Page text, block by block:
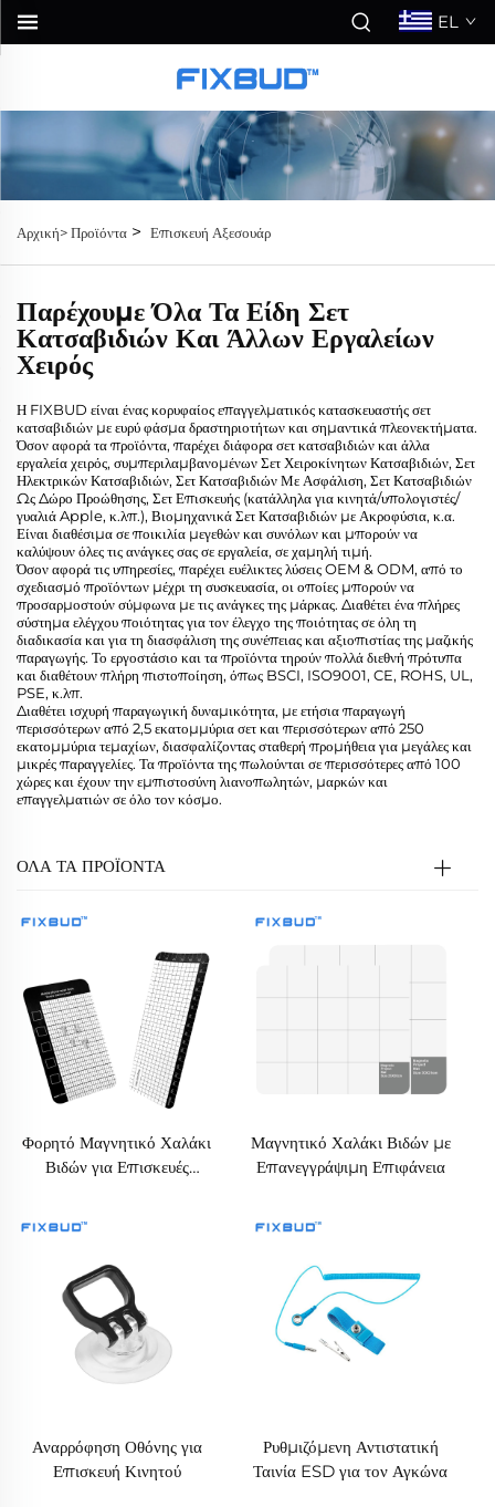
EL
Αρχική>Προϊόντα > Επισκευή Αξεσουάρ
Παρέχουμε Όλα Τα Είδη Σετ
Κατσαβιδιών Και Άλλων Εργαλείων
Χειρός
Η FIXBUD είναι ένας κορυφαίος επαγγελματικός κατασκευαστής σετ
κατσαβιδιών με ευρύ φάσμα δραστηριοτήτων και σημαντικά πλεονεκτήματα.
Όσον αφορά τα προϊόντα, παρέχει διάφορα σετ κατσαβιδιών και άλλα
εργαλεία χειρός, συμπεριλαμβανομένων Σετ Χειροκίνητων Κατσαβιδιών, Σετ
Ηλεκτρικών Κατσαβιδιών, Σετ Κατσαβιδιών Με Ασφάλιση, Σετ Κατσαβιδιών
Ως Δώρο Προώθησης, Σετ Επισκευής (κατάλληλα για κινητά/υπολογιστές/
γυαλιά Apple, κ.λπ.), Βιομηχανικά Σετ Κατσαβιδιών με Ακροφύσια, κ.α.
Είναι διαθέσιμα σε ποικιλία μεγεθών και συνόλων και μπορούν να
καλύψουν όλες τις ανάγκες σας σε εργαλεία, σε χαμηλή τιμή.
Όσον αφορά τις υπηρεσίες, παρέχει ευέλικτες λύσεις OEM & ODM, από το
σχεδιασμό προϊόντων μέχρι τη συσκευασία, οι οποίες μπορούν να
προσαρμοστούν σύμφωνα με τις ανάγκες της μάρκας. Διαθέτει ένα πλήρες
σύστημα ελέγχου ποιότητας για τον έλεγχο της ποιότητας σε όλη τη
διαδικασία και για τη διασφάλιση της συνέπειας και αξιοπιστίας της μαζικής
παραγωγής. Το εργοστάσιο και τα προϊόντα τηρούν πολλά διεθνή πρότυπα
και διαθέτουν πλήρη πιστοποίηση, όπως BSCI, ISO9001, CE, ROHS, UL,
PSE, κ.λπ.
Διαθέτει ισχυρή παραγωγική δυναμικότητα, με ετήσια παραγωγή
περισσότερων από 2,5 εκατομμύρια σετ και περισσότερων από 250
εκατομμύρια τεμαχίων, διασφαλίζοντας σταθερή προμήθεια για μεγάλες και
μικρές παραγγελίες. Τα προϊόντα της πωλούνται σε περισσότερες από 100
χώρες και έχουν την εμπιστοσύνη λιανοπωλητών, μαρκών και
επαγγελματιών σε όλο τον κόσμο.
ΟΛΑ ΤΑ ΠΡΟΪΟΝΤΑ
Φορητό Μαγνητικό Χαλάκι
Βιδών για Επισκευές
Μαγνητικό Χαλάκι Βιδών με
Επανεγγράψιμη Επιφάνεια
Αναρρόφηση Οθόνης για
Επισκευή Κινητού
Ρυθμιζόμενη Αντιστατική
Ταινία ESD για τον Αγκώνα